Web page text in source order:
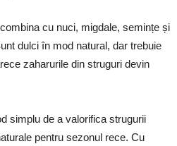
cu nuci, migdale, semințe și
dulci în mod natural, dar trebuie
zaharurile din struguri devin
simplu de a valorifica strugurii
pentru sezonul rece. Cu